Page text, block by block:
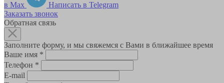
в Max
Написать в Telegram
Заказать звонок
Обратная связь
Заполните форму, и мы свяжемся с Вами в ближайшее время
Ваше имя *
Телефон *
E-mail